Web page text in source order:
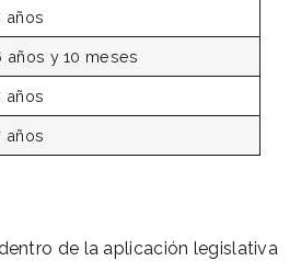
años
años y 10 meses
años
años
de la aplicación legislativa